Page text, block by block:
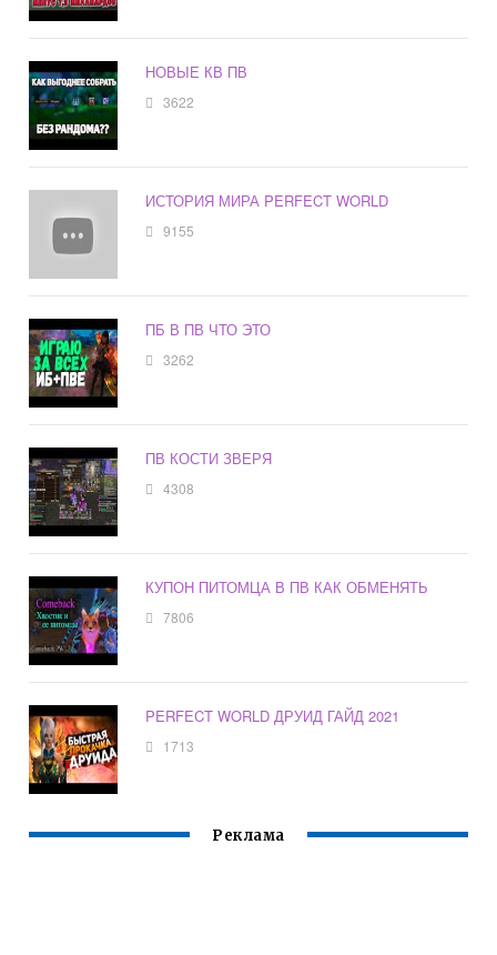
НОВЫЕ КВ ПВ
3622
ИСТОРИЯ МИРА PERFECT WORLD
9155
ПБ В ПВ ЧТО ЭТО
3262
ПВ КОСТИ ЗВЕРЯ
4308
КУПОН ПИТОМЦА В ПВ КАК ОБМЕНЯТЬ
7806
PERFECT WORLD ДРУИД ГАЙД 2021
1713
Реклама